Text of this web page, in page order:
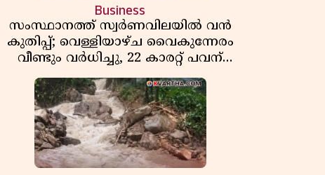
Business
സംസ്ഥാനത്ത് സ്വർണവിലയിൽ വൻ
കുതിപ്പ്; വെള്ളിയാഴ്ച വൈകുന്നേരം
വീണ്ടും വർധിച്ചു, 22 കാരറ്റ് പവന്
1,10,920 രൂപയായി